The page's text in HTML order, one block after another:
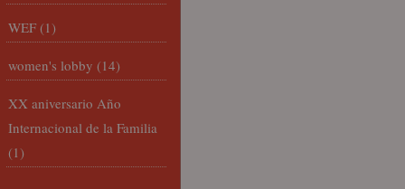
WEF (1)
women's lobby (14)
XX aniversario Año
Internacional de la Familia
(1)